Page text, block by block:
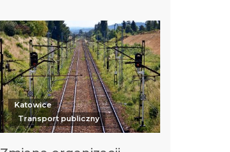
Katowice
Transport publiczny